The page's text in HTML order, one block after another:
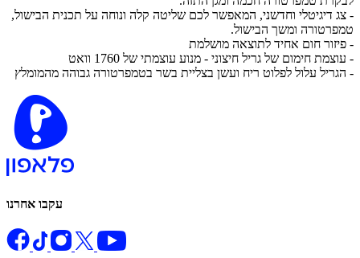
- צג דיגיטלי וחדשני, המאפשר לכם שליטה קלה ונוחה על תכנית הבישול,
טמפרטורה ומשך הבישול.
- פיזור חום אחיד לתוצאה מושלמת
- עוצמת חימום של גריל חיצוני - מנוע עוצמתי של 1760 וואט
- הגריל עלול לפלוט ריח ועשן בצליית בשר בטמפרטורה גבוהה מהמומלץ
עקבו אחרנו